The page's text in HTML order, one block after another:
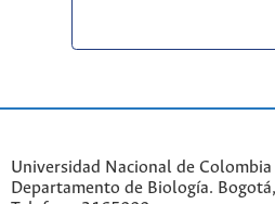
Universidad Nacional de
Departamento de Biología.